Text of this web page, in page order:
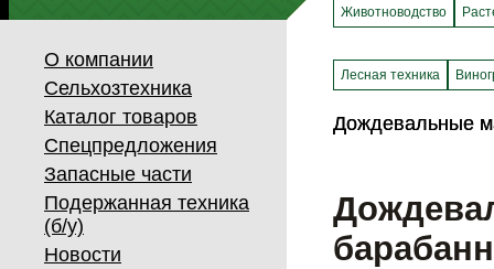
О компании
Сельхозтехника
Каталог товаров
Спецпредложения
Запасные части
Подержанная техника
(б/у)
Новости
Животноводство
Лесная техника
Дождевальные
Дождевальные